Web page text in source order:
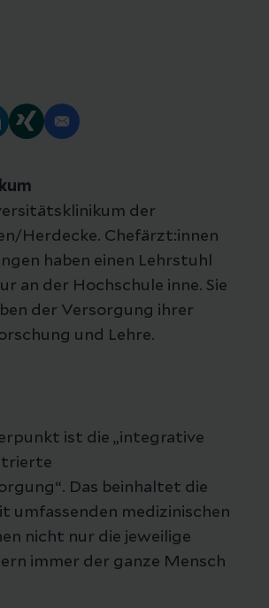
der
Herdecke. Chefärzt:innen
haben einen Lehrstuhl
an der Hochschule inne. Sie
der Versorgung ihrer
und Lehre.
ist die „integrative
Das beinhaltet die
umfassenden medizinischen
nicht nur die jeweilige
immer der ganze Mensch